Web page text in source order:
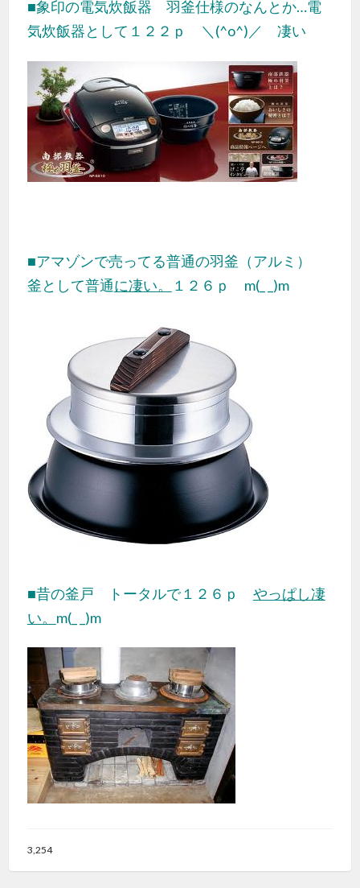
■象印の電気炊飯器 羽釜仕様のなんとか…電
気炊飯器として１２２ｐ ＼(^o^)／ 凄い
■アマゾンで売ってる普通の羽釜（アルミ）
釜として普通に凄い。 １２６ｐ m(_ _)m
■昔の釜戸 トータルで１２６ｐ やっぱし凄
い。 m(_ _)m
3,254